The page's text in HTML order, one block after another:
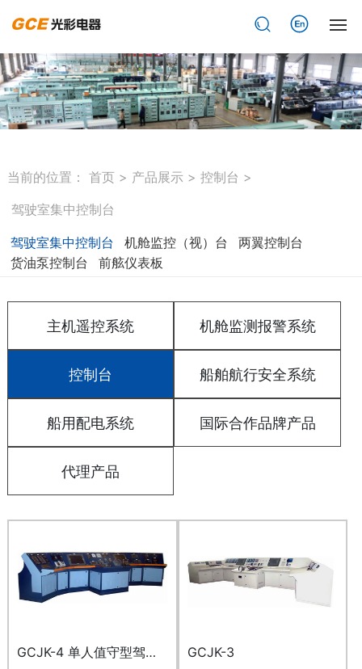
网站首页
关于光彩
资质荣誉
人力资源
当前的位置： 首页 > 产品展示 > 控制台 >
驾驶室集中控制台
驾驶室集中控制台 机舱监控（视）台
两翼控制台
货油泵控制台
前舷仪表板
主机遥控系统 机舱监测报警系统
控制台 船舶航行安全系统
船用配电系统 国际合作品牌产品
代理产品
GCJK-4 单人值守型驾控
GCJK-3